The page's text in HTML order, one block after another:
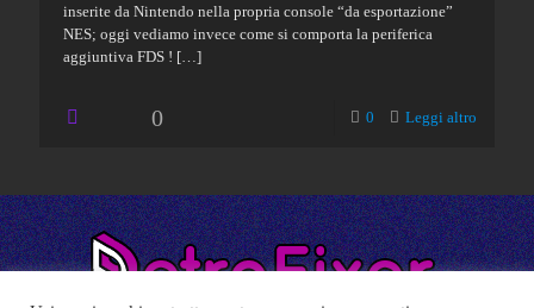
inserite da Nintendo nella propria console “da esportazione”
NES; oggi vediamo invece come si comporta la periferica
aggiuntiva FDS ! […]
0 0 Leggi altro